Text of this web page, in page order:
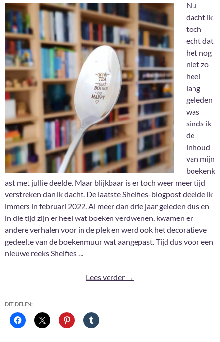
Nu
dacht ik
toch
echt dat
het nog
niet zo
heel
lang
geleden
was
sinds ik
de
inhoud
van mijn
boekenk
ast met jullie deelde. Maar blijkbaar is er toch weer meer tijd
verstreken dan ik dacht. De laatste Shelfies-blogpost deelde ik
immers in februari 2022. Al meer dan drie jaar geleden dus en
in die tijd zijn er heel wat boeken verdwenen, kwamen er
andere verhalen voor in de plek en werd ook het decoratieve
gedeelte van de boekenmuur wat aangepast. Tijd dus voor een
nieuwe reeks Shelfies …
Lees verder Shelfies 2026: 6
→
DIT DELEN: